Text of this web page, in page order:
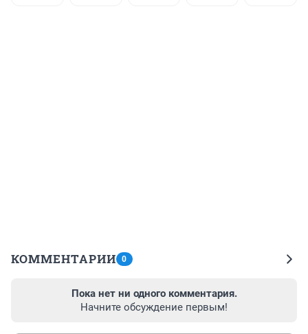
КОММЕНТАРИИ 0
Пока нет ни одного комментария.
Начните обсуждение первым!